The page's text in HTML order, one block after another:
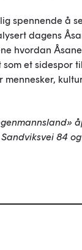
spennende å
dagens
hvordan
et sidespor
mennesker,
84